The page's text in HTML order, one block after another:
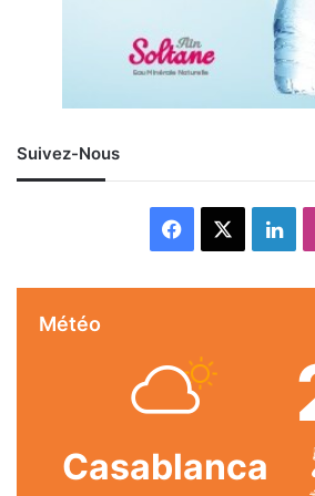
Suivez-Nous
Facebook
Météo
Casablanca